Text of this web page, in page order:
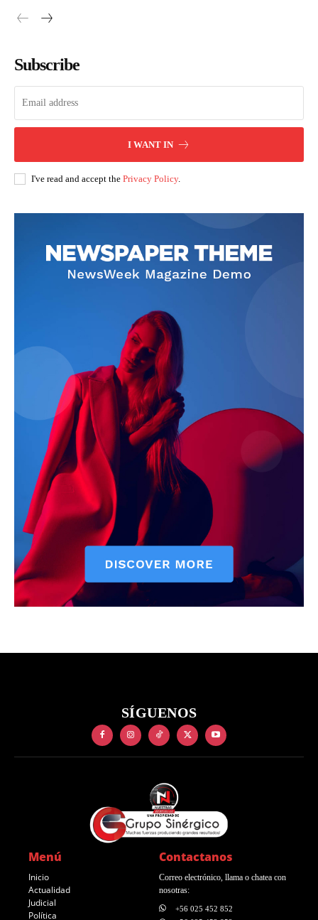
Subscribe
I WANT IN
I've read and accept the Privacy Policy.
SÍGUENOS
Menú
Inicio
Actualidad
Judicial
Política
Contactanos
Correo electrónico, llama o chatea con
nosotras:
+56 025 452 852